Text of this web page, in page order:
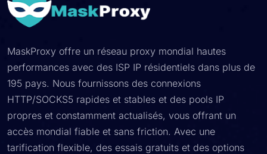
MaskProxy offre un réseau proxy mondial hautes
performances avec des ISP IP résidentiels dans plus de
195 pays. Nous fournissons des connexions
HTTP/SOCKS5 rapides et stables et des pools IP
propres et constamment actualisés, vous offrant un
accès mondial fiable et sans friction. Avec une
tarification flexible, des essais gratuits et des options